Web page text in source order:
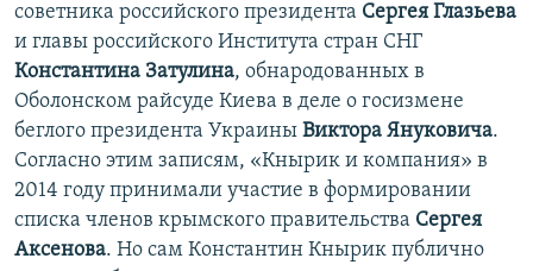
советника российского президента Сергея Глазьева
и главы российского Института стран СНГ
Константина Затулина, обнародованных в
Оболонском райсуде Киева в деле о госизмене
беглого президента Украины Виктора Януковича.
Согласно этим записям, «Кнырик и компания» в
2014 году принимали участие в формировании
списка членов крымского правительства Сергея
Аксенова. Но сам Константин Кнырик публично